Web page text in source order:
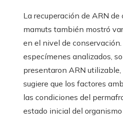
La recuperación de ARN de
mamuts también mostró
en el nivel de
especímenes analizados,
presentaron ARN utilizable,
sugiere que los factores
las condiciones del
estado inicial del